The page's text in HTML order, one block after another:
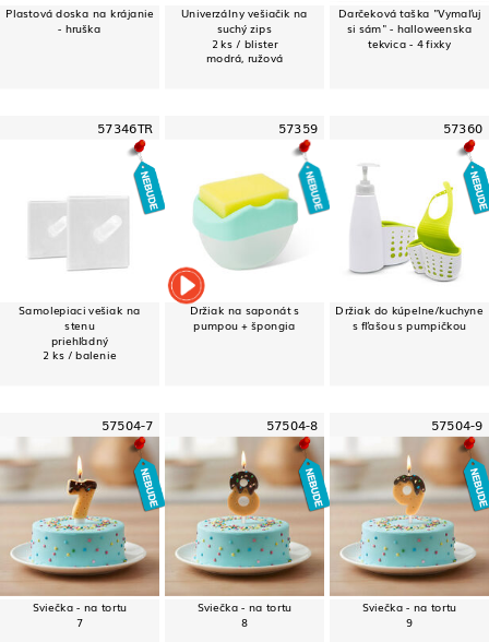
Plastová doska na krájanie
- hruška
Univerzálny vešiačik na
suchý zips
2 ks / blister
modrá, ružová
Darčeková taška "Vymaľuj
si sám" - halloweenska
tekvica - 4 fixky
57346TR
Samolepiaci vešiak na
stenu
priehľadný
2 ks / balenie
57359
Držiak na saponát s
pumpou + špongia
57360
Držiak do kúpelne/kuchyne
s fľašou s pumpičkou
57504-7
Sviečka - na tortu
7
57504-8
Sviečka - na tortu
8
57504-9
Sviečka - na tortu
9